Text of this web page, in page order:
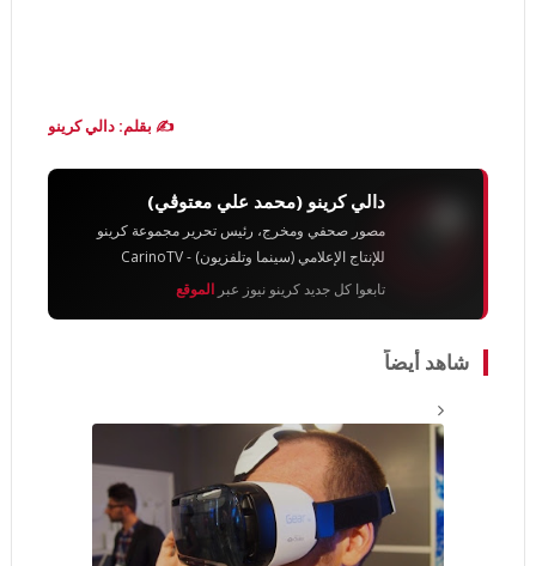
✍️ بقلم: دالي كرينو
دالي كرينو (محمد علي معتوڨي)
مصور صحفي ومخرج، رئيس تحرير مجموعة كرينو
للإنتاج الإعلامي (سينما وتلفزيون) - CarinoTV
تابعوا كل جديد كرينو نيوز عبر الموقع
شاهد أيضاً